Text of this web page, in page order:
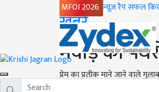
MFOI 2026 न्यूज़ रैपसफल
Home
ख़बरें
मेवाड़ की
प्रेम का प्रतीक माने जाने वाले